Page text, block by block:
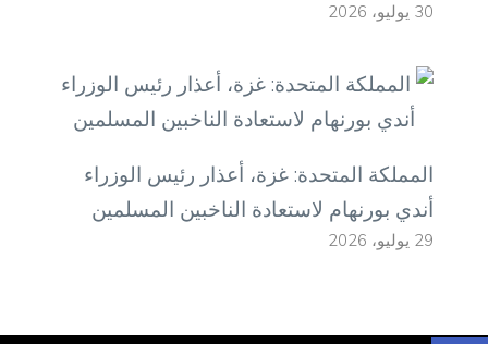
30 يوليو، 2026
المملكة المتحدة: غزة، أعذار رئيس الوزراء
أندي بورنهام لاستعادة الناخبين المسلمين
29 يوليو، 2026